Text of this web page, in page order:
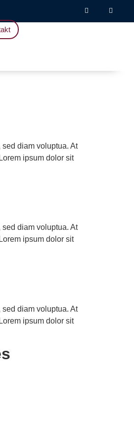
diam voluptua. At
ipsum dolor sit
diam voluptua. At
ipsum dolor sit
diam voluptua. At
ipsum dolor sit